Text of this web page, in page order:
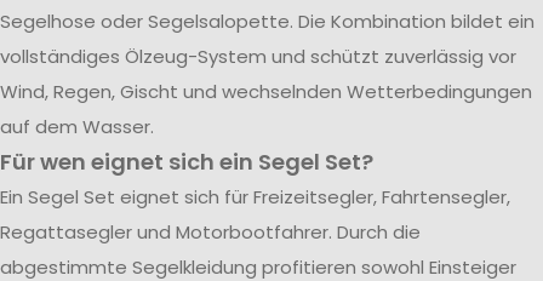
Segelhose oder Segelsalopette. Die Kombination bildet ein
vollständiges Ölzeug-System und schützt zuverlässig vor
Wind, Regen, Gischt und wechselnden Wetterbedingungen
auf dem Wasser.
Für wen eignet sich ein Segel Set?
Ein Segel Set eignet sich für Freizeitsegler, Fahrtensegler,
Regattasegler und Motorbootfahrer. Durch die
abgestimmte Segelkleidung profitieren sowohl Einsteiger